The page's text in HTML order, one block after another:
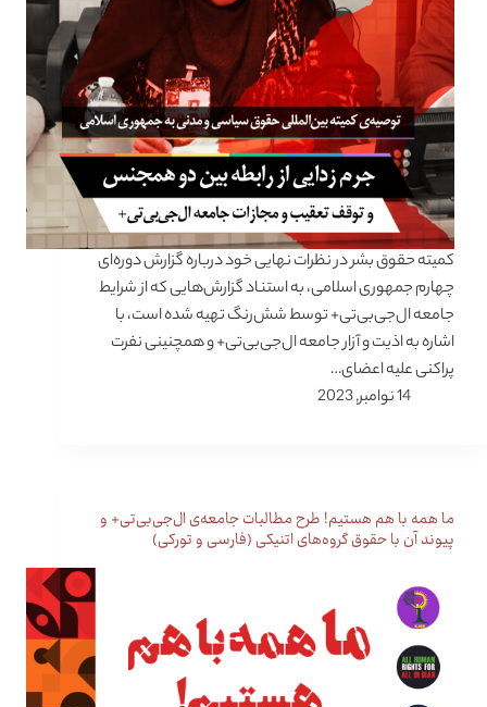
کمیته حقوق بشر در نظرات نهایی خود درباره گزارش دوره‌ای
چهارم جمهوری اسلامی، به استناد گزارش‌هایی که از شرایط
جامعه ال‌جی‌بی‌تی+ توسط شش‌رنگ تهیه شده است، با
اشاره به اذیت و آزار جامعه ال‌جی‌بی‌تی+ و همچنینی نفرت
پراکنی علیه اعضای…
14 نوامبر, 2023
ما همه با هم هستیم! طرح مطالبات جامعه‌ی ال‌جی‌بی‌تی+ و
پیوند آن با حقوق گروه‌های اتنیکی (فارسی و تورکی)